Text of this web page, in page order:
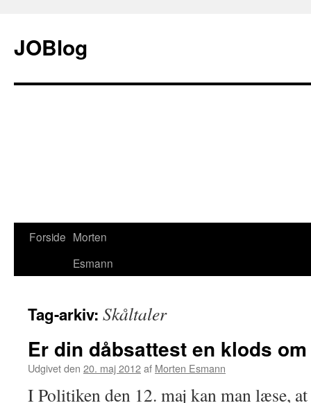
JOBlog
Hop
Forside Morten
Esmann
Tag-arkiv: Skåltaler
Er din dåbsattest en klods
Udgivet den 20. maj 2012af Morten Esmann
I Politiken den 12. maj kan man læse,